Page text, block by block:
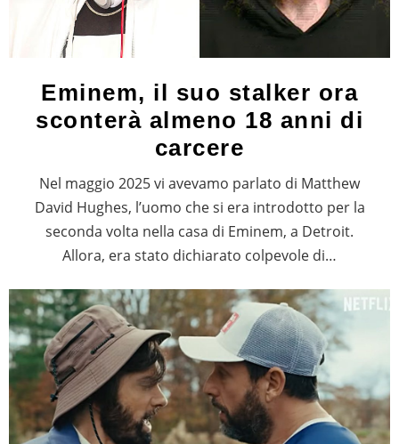
Eminem, il suo stalker ora
sconterà almeno 18 anni di
carcere
Nel maggio 2025 vi avevamo parlato di Matthew
David Hughes, l’uomo che si era introdotto per la
seconda volta nella casa di Eminem, a Detroit.
Allora, era stato dichiarato colpevole di…